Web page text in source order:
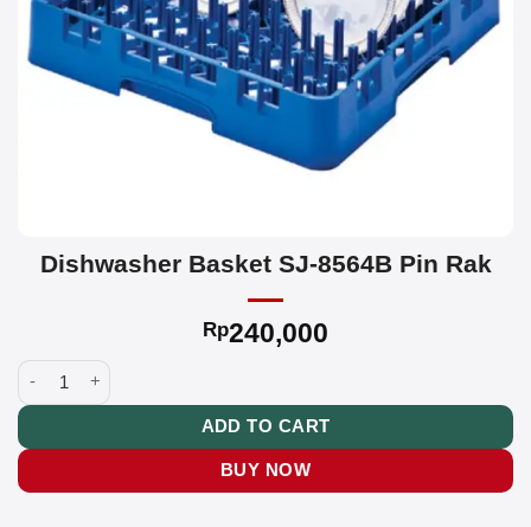
Dishwasher Basket SJ-8564B Pin Rak
Rp240,000
Dishwasher Basket SJ-8564B Pin Rak quantity
ADD TO CART
BUY NOW